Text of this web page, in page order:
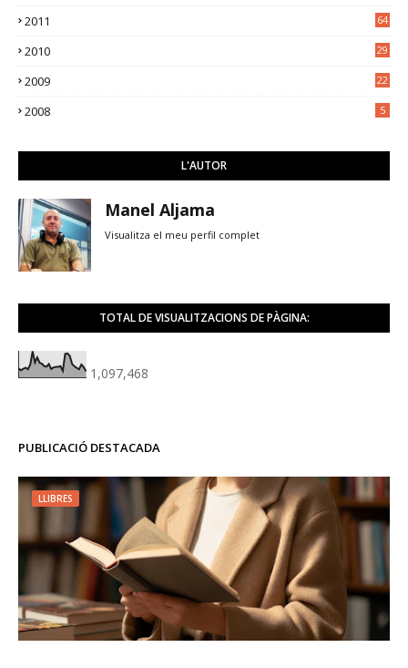
2011 64
2010 29
2009 22
2008 5
L'AUTOR
Manel Aljama
Visualitza el meu perfil complet
TOTAL DE VISUALITZACIONS DE PÀGINA:
1,097,468
PUBLICACIÓ DESTACADA
LLIBRES